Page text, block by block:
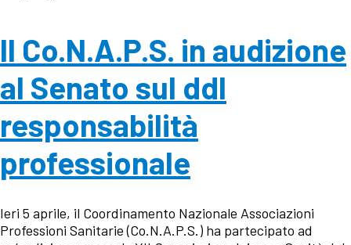
Il Co.N.A.P.S. in audizione
al Senato sul ddl
responsabilità
professionale
Ieri 5 aprile, il Coordinamento Nazionale Associazioni
Professioni Sanitarie (Co.N.A.P.S.) ha partecipato ad